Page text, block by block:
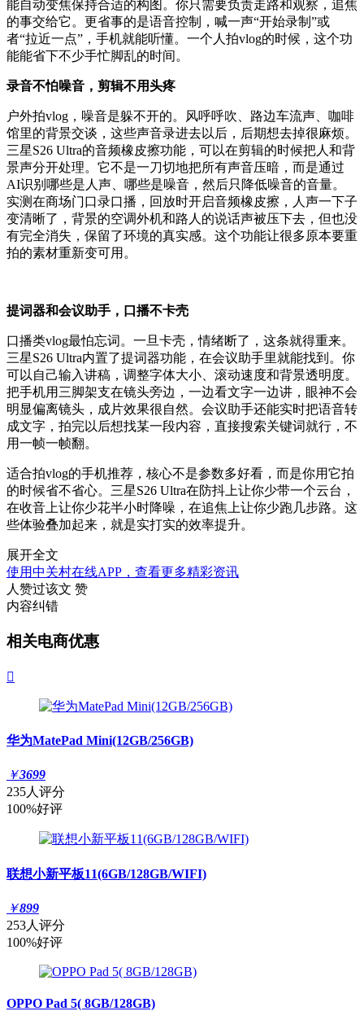
能自动变焦保持合适的构图。你只需要负责走路和观察，追焦
的事交给它。更省事的是语音控制，喊一声“开始录制”或
者“拉近一点”，手机就能听懂。一个人拍vlog的时候，这个功
能能省下不少手忙脚乱的时间。
录音不怕噪音，剪辑不用头疼
户外拍vlog，噪音是躲不开的。风呼呼吹、路边车流声、咖啡
馆里的背景交谈，这些声音录进去以后，后期想去掉很麻烦。
三星S26 Ultra的音频橡皮擦功能，可以在剪辑的时候把人和背
景声分开处理。它不是一刀切地把所有声音压暗，而是通过
AI识别哪些是人声、哪些是噪音，然后只降低噪音的音量。
实测在商场门口录口播，回放时开启音频橡皮擦，人声一下子
变清晰了，背景的空调外机和路人的说话声被压下去，但也没
有完全消失，保留了环境的真实感。这个功能让很多原本要重
拍的素材重新变可用。
提词器和会议助手，口播不卡壳
口播类vlog最怕忘词。一旦卡壳，情绪断了，这条就得重来。
三星S26 Ultra内置了提词器功能，在会议助手里就能找到。你
可以自己输入讲稿，调整字体大小、滚动速度和背景透明度。
把手机用三脚架支在镜头旁边，一边看文字一边讲，眼神不会
明显偏离镜头，成片效果很自然。会议助手还能实时把语音转
成文字，拍完以后想找某一段内容，直接搜索关键词就行，不
用一帧一帧翻。
适合拍vlog的手机推荐，核心不是参数多好看，而是你用它拍
的时候省不省心。三星S26 Ultra在防抖上让你少带一个云台，
在收音上让你少花半小时降噪，在追焦上让你少跑几步路。这
些体验叠加起来，就是实打实的效率提升。
展开全文
使用中关村在线APP，查看更多精彩资讯
人赞过该文 赞
内容纠错
相关电商优惠

华为MatePad Mini(12GB/256GB)
￥3699
235人评分
100%好评
联想小新平板11(6GB/128GB/WIFI)
￥899
253人评分
100%好评
OPPO Pad 5( 8GB/128GB)